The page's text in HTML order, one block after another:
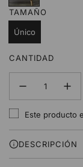
i
g
e
TAMAÑO
Único
CANTIDAD
Este producto
DESCRIPCIÓN